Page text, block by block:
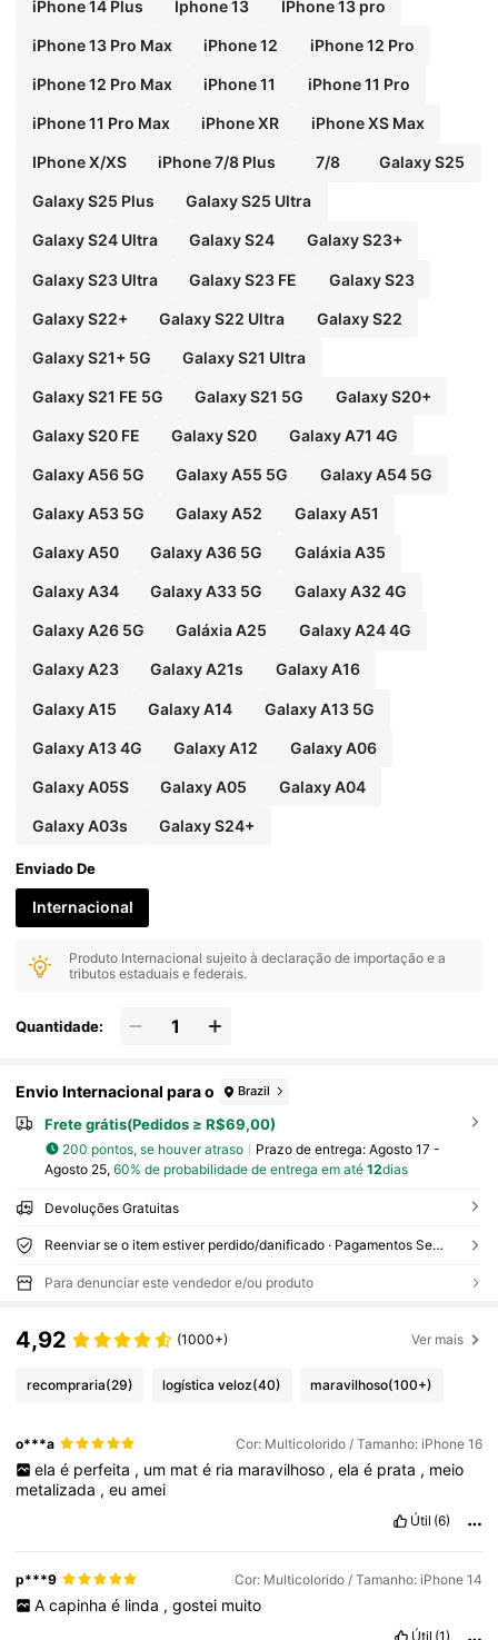
iPhone 14 Plus Iphone 13 IPhone 13 pro
iPhone 13 Pro Max iPhone 12 iPhone 12 Pro
iPhone 12 Pro Max iPhone 11 iPhone 11 Pro
iPhone 11 Pro Max iPhone XR iPhone XS Max
IPhone X/XS iPhone 7/8 Plus 7/8 Galaxy S25
Galaxy S25 Plus Galaxy S25 Ultra
Galaxy S24 Ultra Galaxy S24 Galaxy S23+
Galaxy S23 Ultra Galaxy S23 FE Galaxy S23
Galaxy S22+ Galaxy S22 Ultra Galaxy S22
Galaxy S21+ 5G Galaxy S21 Ultra
Galaxy S21 FE 5G Galaxy S21 5G Galaxy S20+
Galaxy S20 FE Galaxy S20 Galaxy A71 4G
Galaxy A56 5G Galaxy A55 5G Galaxy A54 5G
Galaxy A53 5G Galaxy A52 Galaxy A51
Galaxy A50 Galaxy A36 5G Galáxia A35
Galaxy A34 Galaxy A33 5G Galaxy A32 4G
Galaxy A26 5G Galáxia A25 Galaxy A24 4G
Galaxy A23 Galaxy A21s Galaxy A16
Galaxy A15 Galaxy A14 Galaxy A13 5G
Galaxy A13 4G Galaxy A12 Galaxy A06
Galaxy A05S Galaxy A05 Galaxy A04
Galaxy A03s Galaxy S24+
Enviado De
Internacional
Produto Internacional sujeito à declaração de importação e a
tributos estaduais e federais.
Quantidade:
Envio Internacional para o Brazil
Frete grátis(Pedidos ≥ R$69,00)
200 pontos, se houver atraso Prazo de entrega: Agosto 17 -
Agosto 25, 60% de probabilidade de entrega em até 12dias
Devoluções Gratuitas
Reenviar se o item estiver perdido/danificado · Pagamentos Seguros · Proteção de privacidade
Para denunciar este vendedor e/ou produto
4,92 (1000+) Ver mais
recompraria(29) logística veloz(40) maravilhoso(100+)
o***a Cor: Multicolorido / Tamanho: iPhone 16
ela é perfeita , um mat é ria maravilhoso , ela é prata , meio
metalizada ,euamei
Útil (6)
p***9 Cor: Multicolorido / Tamanho: iPhone 14
A capinha é linda , gostei muito
Útil (1)